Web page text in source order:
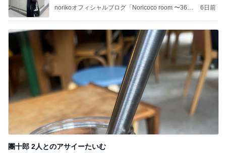
norikoオフィシャルブログ「Noricoco room 〜365
6日前
團十郎 2人とのアサイーたいむ